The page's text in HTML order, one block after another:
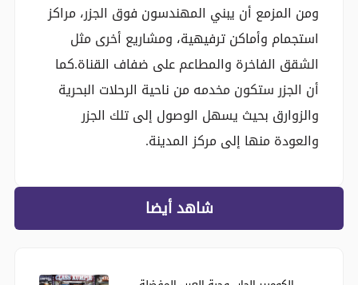
ومن المزمع أن يبني المهندسون فوق الجزر، مراكز
استجمام وأماكن ترفيهية، ومشاريع أخرى مثل
الشقق الفاخرة والمطاعم على ضفاف القناة.كما
أن الجزر ستكون مخدمه من ناحية الرحلات البحرية
والزوارق بحيث يسهل الوصول إلى تلك الجزر
والعودة منها إلى مركز المدينة.
شاهد أيضا